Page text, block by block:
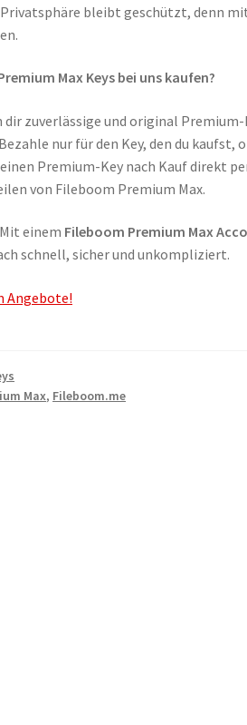
Privatsphäre bleibt geschützt, denn
Max Keys bei uns kaufen?
dir zuverlässige und original
nur für den Key, den du
Premium-Key nach Kauf direkt
von Fileboom Premium Max.
einem Fileboom Premium Max
schnell, sicher und unkompliziert.
Angebote!
Max, Fileboom.me